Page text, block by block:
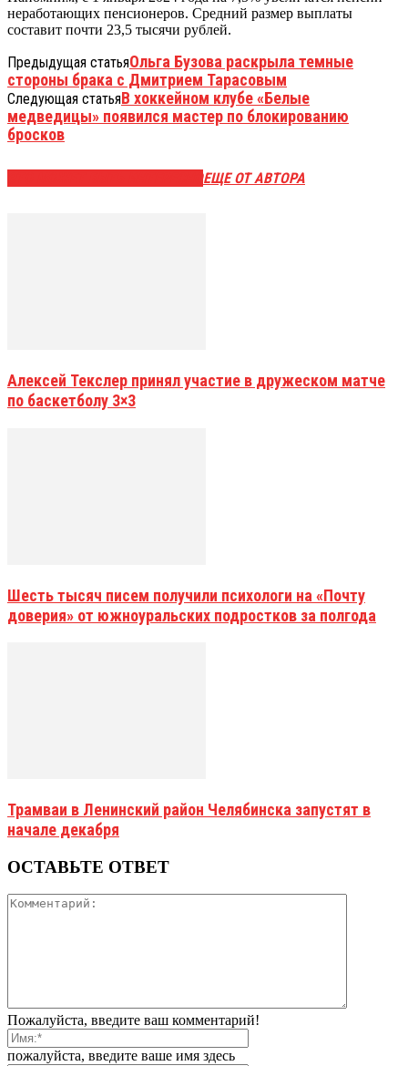
неработающих пенсионеров. Средний размер выплаты
составит почти 23,5 тысячи рублей.
Предыдущая статьяОльга Бузова раскрыла темные
стороны брака с Дмитрием Тарасовым
Следующая статьяВ хоккейном клубе «Белые
медведицы» появился мастер по блокированию
бросков
ЕЩЕ ОТ АВТОРА
Алексей Текслер принял участие в дружеском матче
по баскетболу 3×3
Шесть тысяч писем получили психологи на «Почту
доверия» от южноуральских подростков за полгода
Трамваи в Ленинский район Челябинска запустят в
начале декабря
ОСТАВЬТЕ ОТВЕТ
Пожалуйста, введите ваш комментарий!
пожалуйста, введите ваше имя здесь